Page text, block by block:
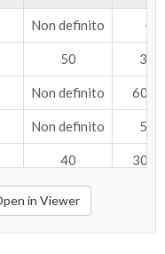
Non definito -
50 30
Non definito 60
Non definito 50
40 30
in Viewer